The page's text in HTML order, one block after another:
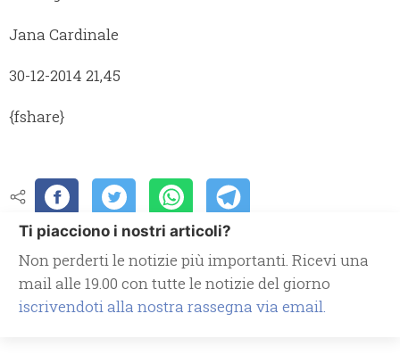
Jana Cardinale
30-12-2014 21,45
{fshare}
Ti piacciono i nostri articoli?
Non perderti le notizie più importanti. Ricevi una
mail alle 19.00 con tutte le notizie del giorno
iscrivendoti alla nostra rassegna via email.